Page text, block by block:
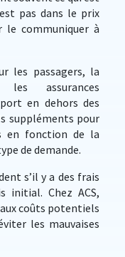
pas dans le prix
le communiquer à
les passagers, la
assurances
en dehors des
suppléments pour
en fonction de la
de demande.
s’il y a des frais
initial. Chez ACS,
coûts potentiels
les mauvaises